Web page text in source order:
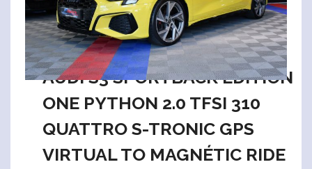
AUDI S3 SPORTBACK ÉDITION
ONE PYTHON 2.0 TFSI 310
QUATTRO S-TRONIC GPS
VIRTUAL TO MAGNÉTIC RIDE